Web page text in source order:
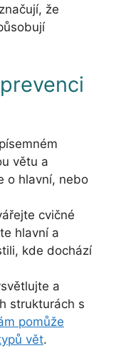
že
větu a
o hlavní, nebo
cvičné
hlavní a
kde dochází
a
strukturách s
pomůže
vět.